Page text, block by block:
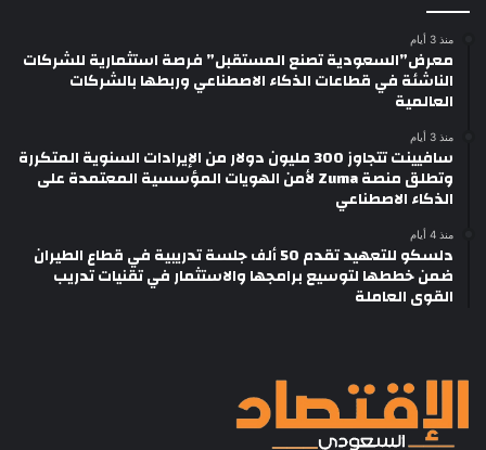
منذ 3 أيام
معرض”السعودية تصنع المستقبل” فرصة استثمارية للشركات
الناشئة في قطاعات الذكاء الاصطناعي وربطها بالشركات
العالمية
منذ 3 أيام
سافيينت تتجاوز 300 مليون دولار من الإيرادات السنوية المتكررة
وتطلق منصة Zuma لأمن الهويات المؤسسية المعتمدة على
الذكاء الاصطناعي
منذ 4 أيام
دلسكو للتعهيد تقدم 50 ألف جلسة تدريبية في قطاع الطيران
ضمن خططها لتوسيع برامجها والاستثمار في تقنيات تدريب
القوى العاملة